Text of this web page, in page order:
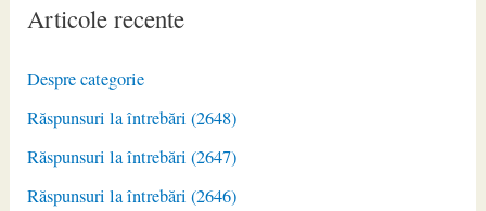
Articole recente
Despre categorie
Răspunsuri la întrebări (2648)
Răspunsuri la întrebări (2647)
Răspunsuri la întrebări (2646)